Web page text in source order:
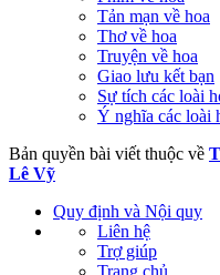
Tản mạn về hoa
Thơ về hoa
Truyện về hoa
Giao lưu kết bạn
Sự tích các loài
Ý nghĩa các loài
Bản quyền bài viết thuộc về
Lê Vỹ
Quy định và Nội quy
Liên hệ
Trợ giúp